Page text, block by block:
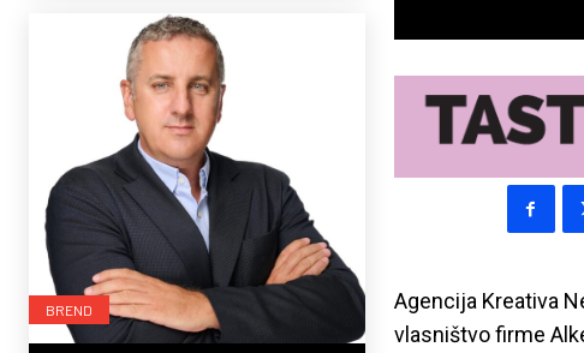
BREND
Agencija Kreativa
vlasništvo firme